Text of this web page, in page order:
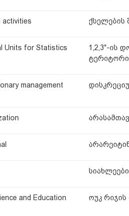
activities ქსელების
Units for Statistics
1,2,3"-ის
management
სიახლეები
and Education ოუკ რიჯის